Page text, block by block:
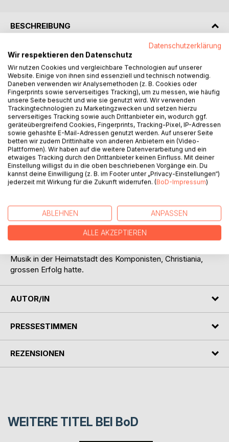
BESCHREIBUNG
Based on Icelandic folk tunes these two short pieces for
string orchestra are among some of the finest examples of
Svendsen's occupation with the theme of national identity
in music and are a testament to the composers
philanthropic ideals. Ideals he shared with the dedicatee of
the work, Carl Warmuth, who took over his father's music
store in 1874 and who flourished as an agent and champion
of music in the composers home town of Christiania.
-
Diese zwei kurzen Stücke für Streichorchester, die auf
isländischen Volksweisen basieren, zählen zu den
dem Thema der nationalen Identität in der Musik und sind
ein Beweis für die philanthropischen Ideale des
Komponisten. Ideale, die er mit dem Widmungsträger der
Arbeit, Carl Warmuth, teilte, der den Musikhandel seines
Musik in der Heimatstadt des Komponisten, Christiania,
grossen Erfolg hatte.
AUTOR/IN
PRESSESTIMMEN
REZENSIONEN
WEITERE TITEL BEI BoD
Datenschutzerklärung
Wir respektieren den Datenschutz
Wir nutzen Cookies und vergleichbare Technologien auf unserer
Website. Einige von ihnen sind essenziell und technisch notwendig.
Daneben verwenden wir Analysemethoden (z. B. Cookies oder
Fingerprints sowie serverseitiges Tracking), um zu messen, wie häufig
unsere Seite besucht und wie sie genutzt wird. Wir verwenden
Trackingtechnologien zu Marketingzwecken und setzen hierzu
serverseitiges Tracking sowie auch Drittanbieter ein, wodurch ggf.
geräteübergreifend Cookies, Fingerprints, Tracking-Pixel, IP-Adressen
sowie gehashte E-Mail-Adressen genutzt werden. Auf unserer Seite
betten wir zudem Drittinhalte von anderen Anbietern ein (Video-
Plattformen). Wir haben auf die weitere Datenverarbeitung und ein
etwaiges Tracking durch den Drittanbieter keinen Einfluss. Mit deiner
Einstellung willigst du in die oben beschriebenen Vorgänge ein. Du
kannst deine Einwilligung (z. B. im Footer unter „Privacy-Einstellungen“)
jederzeit mit Wirkung für die Zukunft widerrufen. (BoD-Impressum)
ABLEHNEN ANPASSEN
ALLE AKZEPTIEREN